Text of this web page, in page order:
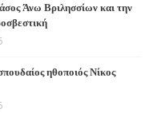
Άνω Βριλησσίων και την
ηθοποιός Νίκος